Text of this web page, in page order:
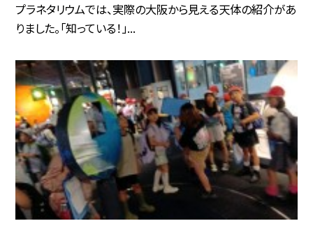
プラネタリウムでは、実際の大阪から見える天体の紹介があ
りました。「知っている！」...